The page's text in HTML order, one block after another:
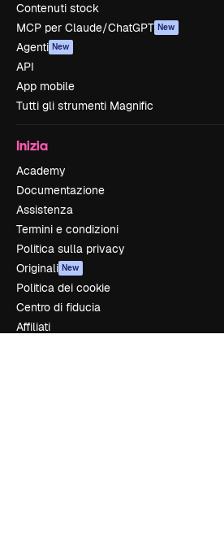
Contenuti stock
MCP per Claude/ChatGPT New
Agenti New
API
App mobile
Tutti gli strumenti Magnific
Inizia
Academy
Documentazione
Assistenza
Termini e condizioni
Politica sulla privacy
Originali New
Politica dei cookie
Centro di fiducia
Affiliati